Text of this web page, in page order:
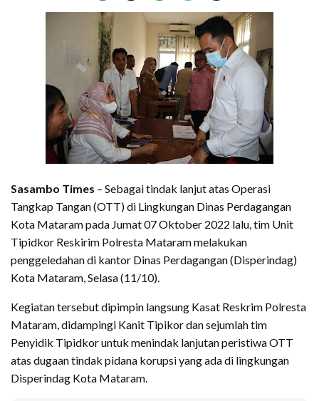
Sasambo Times – Sebagai tindak lanjut atas Operasi
Tangkap Tangan (OTT) di Lingkungan Dinas Perdagangan
Kota Mataram pada Jumat 07 Oktober 2022 lalu, tim Unit
Tipidkor Reskirim Polresta Mataram melakukan
penggeledahan di kantor Dinas Perdagangan (Disperindag)
Kota Mataram, Selasa (11/10).
Kegiatan tersebut dipimpin langsung Kasat Reskrim Polresta
Mataram, didampingi Kanit Tipikor dan sejumlah tim
Penyidik Tipidkor untuk menindak lanjutan peristiwa OTT
atas dugaan tindak pidana korupsi yang ada di lingkungan
Disperindag Kota Mataram.